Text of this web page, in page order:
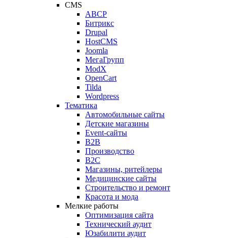
CMS
ABCP
Битрикс
Drupal
HostCMS
Joomla
МегаГрупп
ModX
OpenCart
Tilda
Wordpress
Тематика
Автомобильные сайты
Детские магазины
Event-сайты
B2B
Производство
B2C
Магазины, ритейлеры
Медицинские сайты
Строительство и ремонт
Красота и мода
Мелкие работы
Оптимизация сайта
Технический аудит
Юзабилити аудит